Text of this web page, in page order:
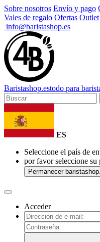
Sobre nosotros Envío y pago
Vales de regalo Ofertas Outlet
info@baristashop.es
Baristashop.estodo para
ES
Seleccione el país de
por favor seleccione su
Permanecer
Acceder